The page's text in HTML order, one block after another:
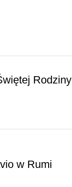
Rodziny
w Rumi